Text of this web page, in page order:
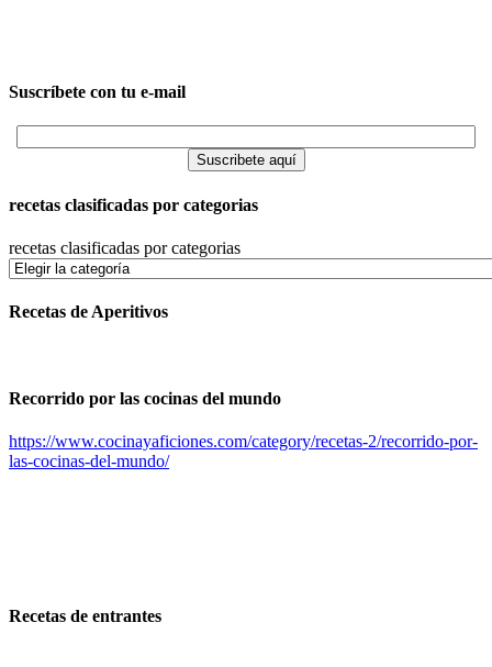
Suscríbete con tu e-mail
recetas clasificadas por categorias
recetas clasificadas por categorias
Recetas de Aperitivos
Recorrido por las cocinas del mundo
https://www.cocinayaficiones.com/category/recetas-2/recorrido-por-
las-cocinas-del-mundo/
Recetas de entrantes